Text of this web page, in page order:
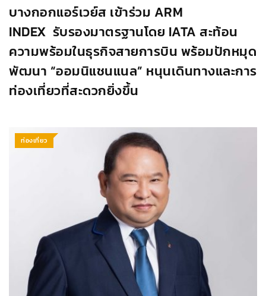
บางกอกแอร์เวย์ส เข้าร่วม ARM
INDEX รับรองมาตรฐานโดย IATA สะท้อน
ความพร้อมในธุรกิจสายการบิน พร้อมปักหมุด
พัฒนา “ออมนิแชนแนล” หนุนเดินทางและการ
ท่องเที่ยวที่สะดวกยิ่งขึ้น
ท่องเที่ยว